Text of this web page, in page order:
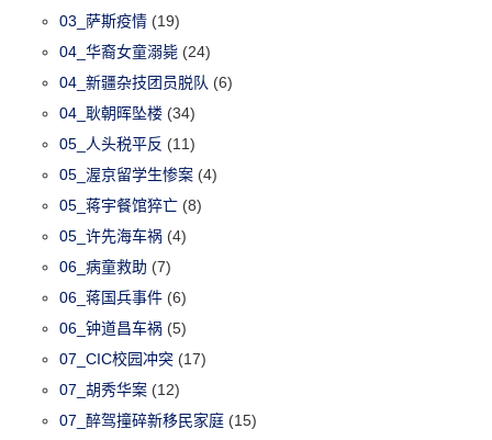
03_萨斯疫情 (19)
04_华裔女童溺毙 (24)
04_新疆杂技团员脱队 (6)
04_耿朝晖坠楼 (34)
05_人头税平反 (11)
05_渥京留学生惨案 (4)
05_蒋宇餐馆猝亡 (8)
05_许先海车祸 (4)
06_病童救助 (7)
06_蒋国兵事件 (6)
06_钟道昌车祸 (5)
07_CIC校园冲突 (17)
07_胡秀华案 (12)
07_醉驾撞碎新移民家庭 (15)